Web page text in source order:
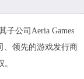
子公司Aeria Games
、领先的游戏发行商